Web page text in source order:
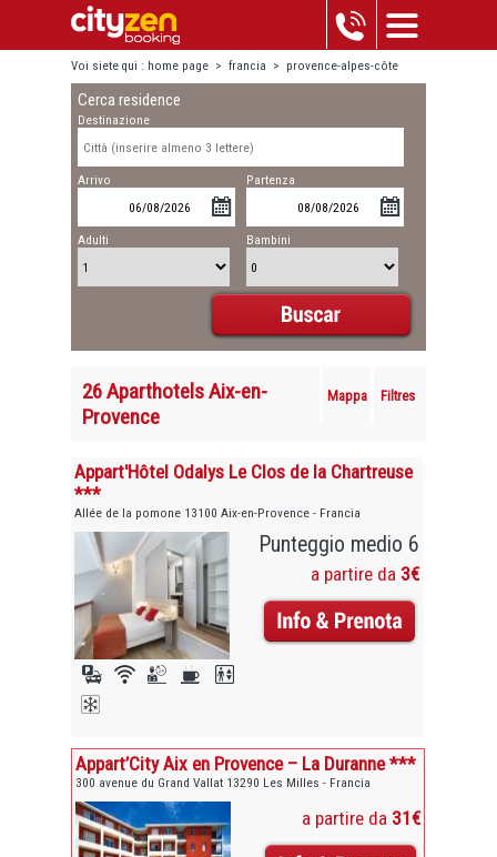
Voi siete qui : home page > francia > provence-alpes-côte
d'azur>aix-en-provence
Cerca residence
Destinazione
Arrivo Partenza
Adulti Bambini
26 Aparthotels Aix-en-
Provence
Mappa Filtres
Appart'Hôtel Odalys Le Clos de la Chartreuse
***
Allée de la pomone 13100 Aix-en-Provence - Francia
Punteggio medio 6
a partire da 3€
Appart’City Aix en Provence – La Duranne ***
300 avenue du Grand Vallat 13290 Les Milles - Francia
a partire da 31€